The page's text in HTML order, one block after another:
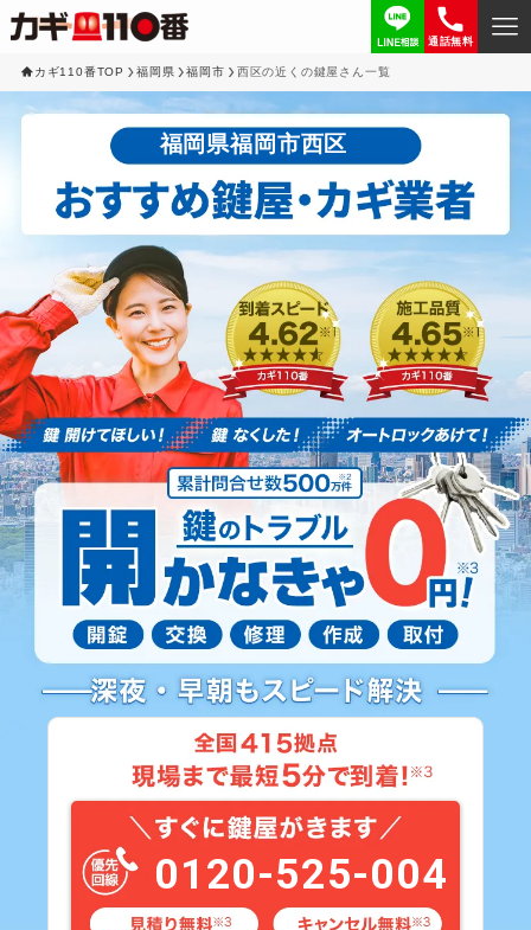
通話無料
カギ110番TOP 福岡県 福岡市 西区の近くの鍵屋さん一覧
福岡県福岡市西区
0120-525-004